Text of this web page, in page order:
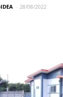
- 28/08/2022